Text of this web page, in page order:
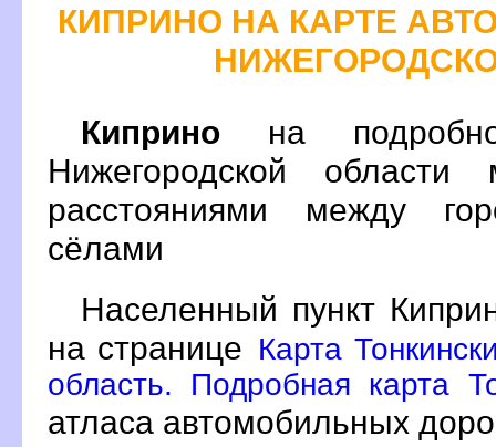
КИПРИНО НА КАРТЕ
Киприно на
Нижегородской
расстояниями между
сёлами
Населенный пункт
на странице Карта
область. Подробная карта
атласа автомобильных